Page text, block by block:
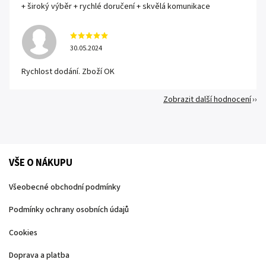
+ široký výběr + rychlé doručení + skvělá komunikace
30.05.2024
Rychlost dodání. Zboží OK
Zobrazit další hodnocení
VŠE O NÁKUPU
Všeobecné obchodní podmínky
Podmínky ochrany osobních údajů
Cookies
Doprava a platba